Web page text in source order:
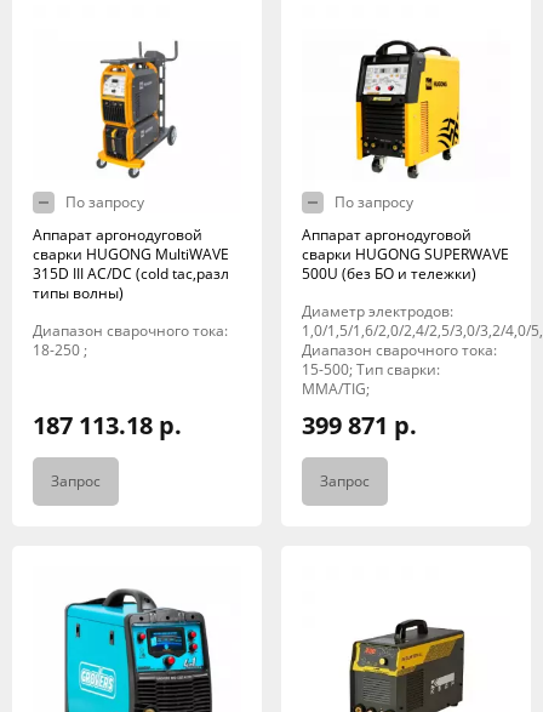
По запросу
Аппарат аргонодуговой
сварки HUGONG MultiWAVE
315D III AC/DC (cold tac,разл
типы волны)
Диапазон сварочного тока:
18-250 ;
187 113.18 р.
Запрос
По запросу
Аппарат аргонодуговой
сварки HUGONG SUPERWAVE
500U (без БО и тележки)
Диаметр электродов:
1,0/1,5/1,6/2,0/2,4/2,5/3,0/3,2/4,0/
Диапазон сварочного тока:
15-500; Тип сварки:
MMA/TIG;
399 871 р.
Запрос